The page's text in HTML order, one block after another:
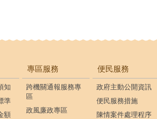
知
準
額
專區服務
跨機關通報服務專
區
政風廉政專區
便民服務
政府主動公開資訊
便民服務措施
陳情案件處理程序